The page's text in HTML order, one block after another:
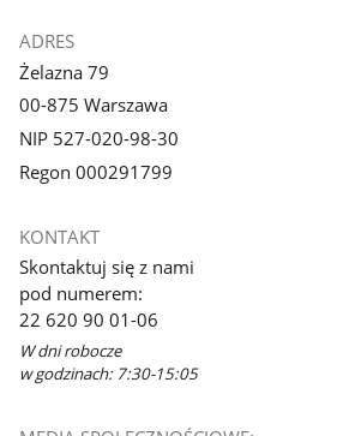
ADRES
Żelazna 79
00-875 Warszawa
NIP 527-020-98-30
Regon 000291799
KONTAKT
Skontaktuj się z nami
pod numerem:
22 620 90 01-06
W dni robocze
w godzinach: 7:30-15:05